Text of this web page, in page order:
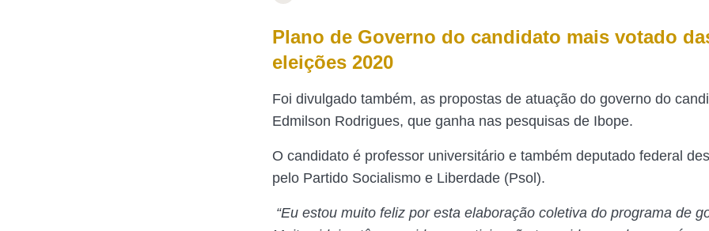
Plano de Governo do candidato mais votado
eleições 2020
Foi divulgado também, as propostas de atuação do governo do
Edmilson Rodrigues, que ganha nas pesquisas de Ibope.
O candidato é professor universitário e também deputado federal
pelo Partido Socialismo e Liberdade (Psol).
“Eu estou muito feliz por esta elaboração coletiva do programa de